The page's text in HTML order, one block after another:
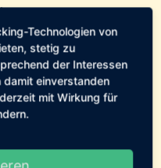
zusammen
ist es
zu lassen (Tierarzt,
Technologien von
stetig zu
der Interessen
einverstanden
mit Wirkung für